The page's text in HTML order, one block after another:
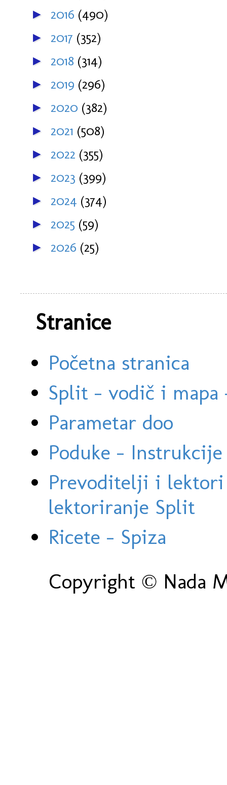
► 2016 (490)
► 2017 (352)
► 2018 (314)
► 2019 (296)
► 2020 (382)
► 2021 (508)
► 2022 (355)
► 2023 (399)
► 2024 (374)
► 2025 (59)
► 2026 (25)
Stranice
Početna stranica
Split - vodič i
Parametar doo
Poduke -
Prevoditelji i
lektoriranje Split
Ricete - Spiza
Copyright © Nada